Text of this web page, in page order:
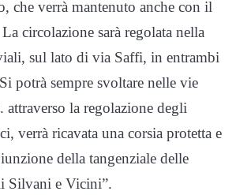
che verrà mantenuto anche con il
circolazione sarà regolata nella
sul lato di via Saffi, in entrambi
potrà sempre svoltare nelle vie
attraverso la regolazione degli
verrà ricavata una corsia protetta e
della tangenziale delle
Silvani e Vicini”.